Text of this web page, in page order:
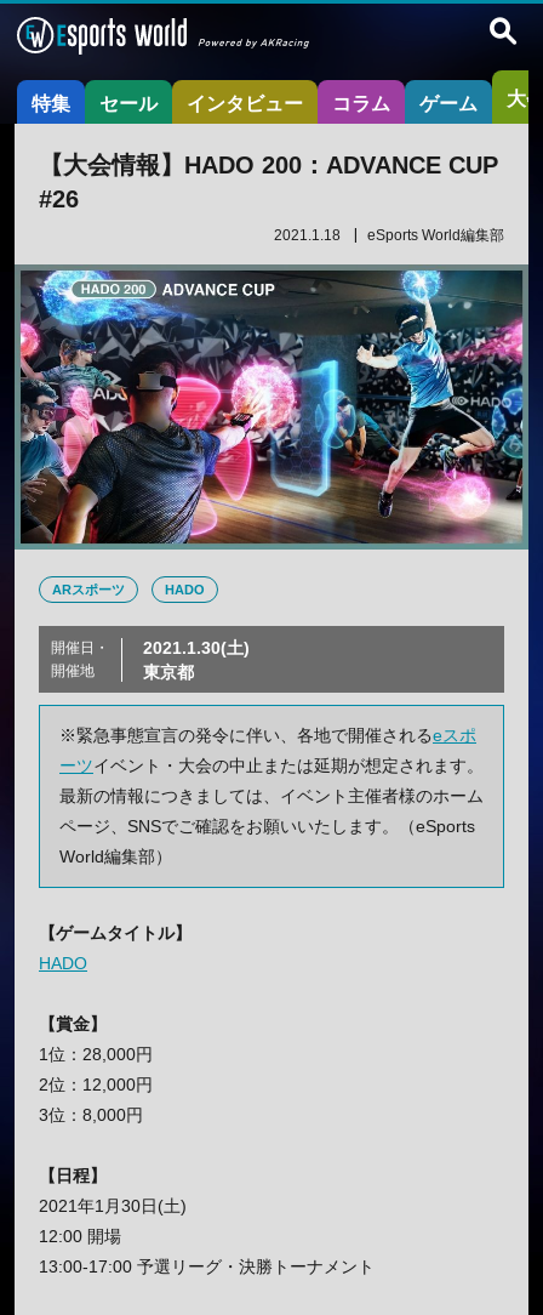
特集 セール インタビュー コラム ゲーム 大
【大会情報】HADO 200：ADVANCE CUP
#26
2021.1.18 eSports World編集部
ARスポーツ HADO
開催日・
開催地
2021.1.30(土)
東京都
※緊急事態宣言の発令に伴い、各地で開催されるeスポ
ーツイベント・大会の中止または延期が想定されます。
最新の情報につきましては、イベント主催者様のホーム
ページ、SNSでご確認をお願いいたします。（eSports
World編集部）
【ゲームタイトル】
HADO
【賞金】
1位：28,000円
2位：12,000円
3位：8,000円
【日程】
2021年1月30日(土)
12:00 開場
13:00-17:00 予選リーグ・決勝トーナメント